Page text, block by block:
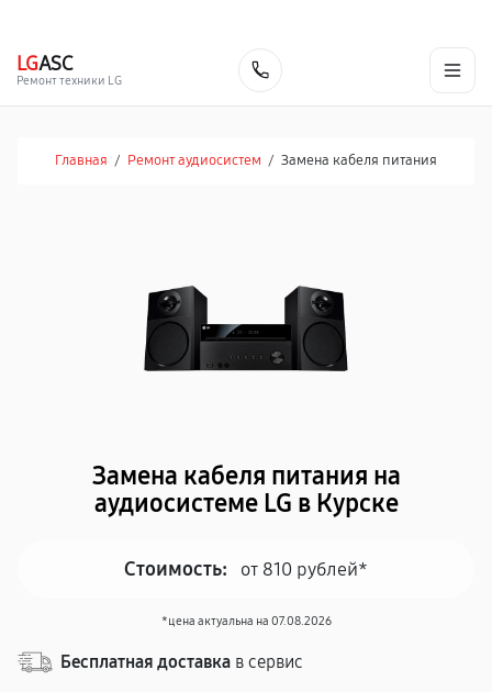
LGASC
Ремонт техники LG
Главная / Ремонт аудиосистем / Замена кабеля питания
Замена кабеля питания на
аудиосистеме LG в Курске
Стоимость: от 810 рублей*
*цена актуальна на 07.08.2026
Бесплатная доставка в сервис